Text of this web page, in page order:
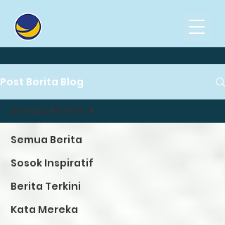
Post Berita Blog
Semua Berita
Sosok Inspiratif
Berita Terkini
Kata Mereka
Semua Berita